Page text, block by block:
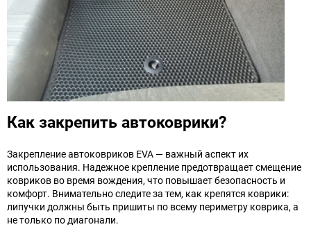
Как закрепить автоковрики?
Закрепление автоковриков EVA — важный аспект их
использования. Надежное крепление предотвращает смещение
ковриков во время вождения, что повышает безопасность и
комфорт. Внимательно следите за тем, как крепятся коврики:
липучки должны быть пришиты по всему периметру коврика, а
не только по диагонали.